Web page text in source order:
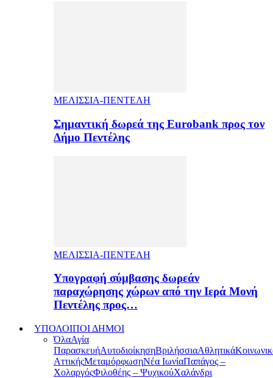
ΜΕΛΙΣΣΙΑ-ΠΕΝΤΕΛΗ
Σημαντική δωρεά της Eurobank προς τον
Δήμο Πεντέλης
ΜΕΛΙΣΣΙΑ-ΠΕΝΤΕΛΗ
Υπογραφή σύμβασης δωρεάν
παραχώρησης χώρων από την Ιερά Μονή
Πεντέλης προς…
ΥΠΟΛΟΙΠΟΙ ΔΗΜΟΙ
ΌλαΑγία
ΠαρασκευήΑυτοδιοίκησηΒριλήσσιαΑθλητικά
ΑττικήςΜεταμόρφωσηΝέα ΙωνίαΠαπάγος –
ΧολαργόςΦιλοθέης – ΨυχικούΧαλάνδρι